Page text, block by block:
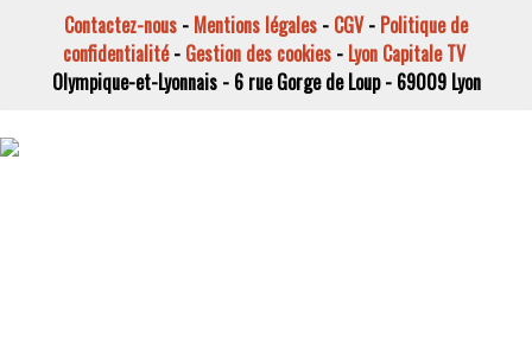
Contactez-nous - Mentions légales - CGV- Politique de
confidentialité- Gestion des cookies- Lyon Capitale TV
Olympique-et-Lyonnais - 6 rue Gorge de Loup - 69009 Lyon